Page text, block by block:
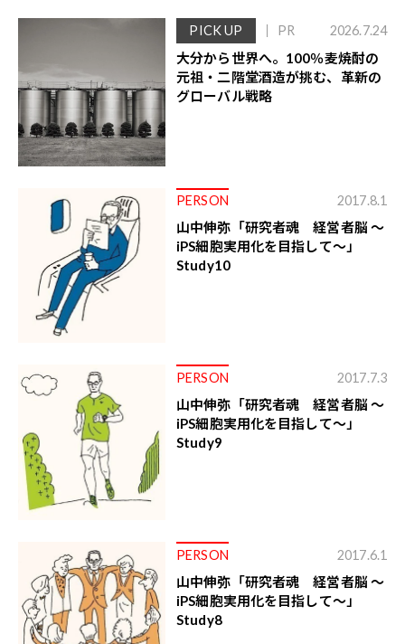
PICK UP PR 2026.7.24
大分から世界へ。100％麦焼酎の
元祖・二階堂酒造が挑む、革新の
グローバル戦略
PERSON 2017.8.1
山中伸弥「研究者魂 経営者脳 ～
iPS細胞実用化を目指して～」
Study10
PERSON 2017.7.3
山中伸弥「研究者魂 経営者脳 ～
iPS細胞実用化を目指して～」
Study9
PERSON 2017.6.1
山中伸弥「研究者魂 経営者脳 ～
iPS細胞実用化を目指して～」
Study8